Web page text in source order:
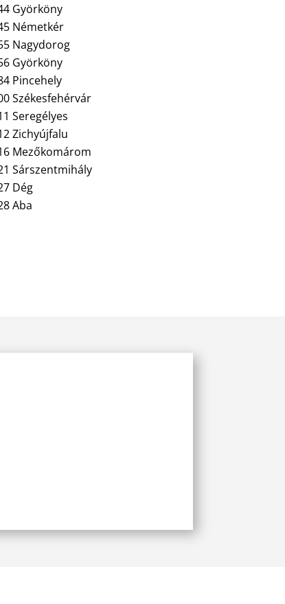
Györköny
Németkér
Nagydorog
Györköny
Pincehely
Székesfehérvár
Seregélyes
Zichyújfalu
Mezőkomárom
Sárszentmihály
Dég
Aba